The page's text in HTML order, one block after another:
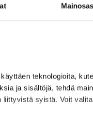
teknologioita,
ja sisältöjä, tehdä
syistä. Voit